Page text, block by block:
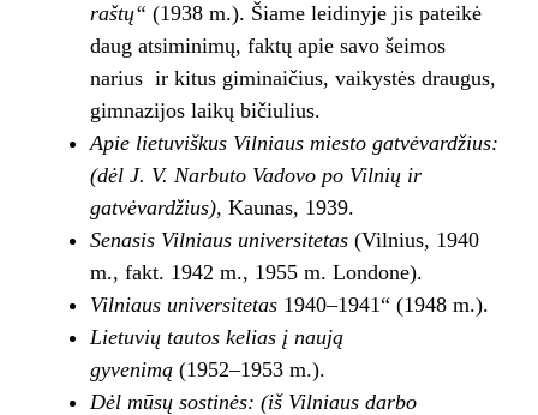
raštų“ (1938 m.). Šiame leidinyje jis pateikė
daug atsiminimų, faktų apie savo šeimos
narius ir kitus giminaičius, vaikystės draugus,
gimnazijos laikų bičiulius.
Apie lietuviškus Vilniaus miesto gatvėvardžius:
(dėl J. V. Narbuto Vadovo po Vilnių ir
gatvėvardžius), Kaunas, 1939.
Senasis Vilniaus universitetas(Vilnius, 1940
m., fakt. 1942 m., 1955 m. Londone).
Vilniaus universitetas1940–1941“ (1948 m.).
Lietuvių tautos kelias į naują
gyvenimą(1952–1953 m.).
Dėl mūsų sostinės: (iš Vilniaus darbo